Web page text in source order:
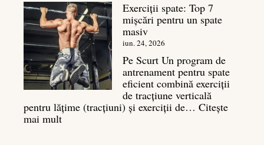
este
sa
cu
masa
musculară
Exerciții spate: Top 7
mișcări pentru un spate
masiv
iun. 24, 2026
Pe Scurt Un program de
antrenament pentru spate
eficient combină exerciții
de tracțiune verticală
pentru lățime (tracțiuni) și exerciții de… Citește
mai mult: